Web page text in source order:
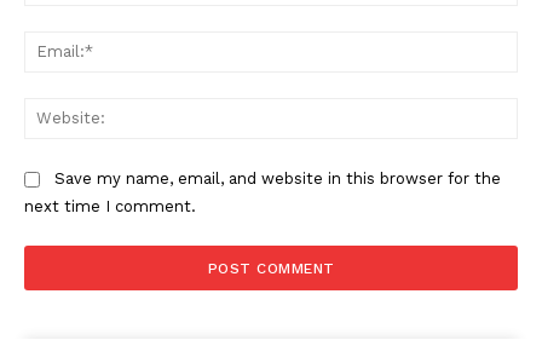
Save my name, email, and website in this browser for the
next time I comment.